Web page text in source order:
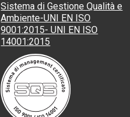
Sistema di Gestione Qualità e
Ambiente-UNI EN ISO
9001:2015- UNI EN ISO
14001:2015